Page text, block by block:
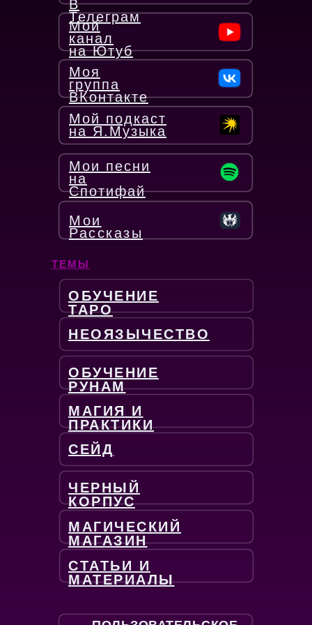
ОБУЧЕНИЕ
ТАРО
ОБУЧЕНИЕ
РУНАМ
НЕОЯЗЫЧЕСТВО
МАГИЯ И
ПРАКТИКИ
МАГИЧЕСКИЙ
МАГАЗИН
ЧЕРНЫЙ
КОРПУС
СТАТЬИ И
МАТЕРИАЛЫ
ТЕМЫ
СЕЙД
В
Телеграм
Мой
канал
на Ютуб
Мой подкаст
на Я.Музыка
Мои песни
на
Спотифай
Мои
Рассказы
Моя
группа
ВКонтакте